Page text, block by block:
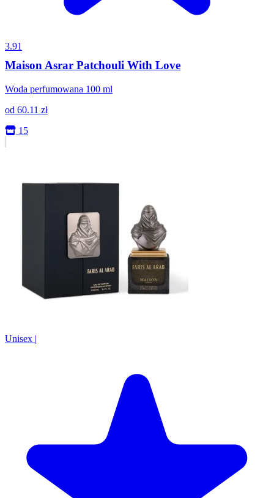
3.91
Maison Asrar Patchouli With Love
Woda perfumowana 100 ml
od 60.11 zł
15
Unisex |